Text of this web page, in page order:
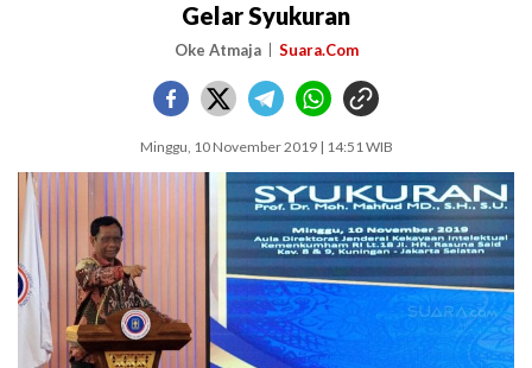
Gelar Syukuran
Oke Atmaja Suara.Com
Minggu, 10 November 2019 | 14:51 WIB